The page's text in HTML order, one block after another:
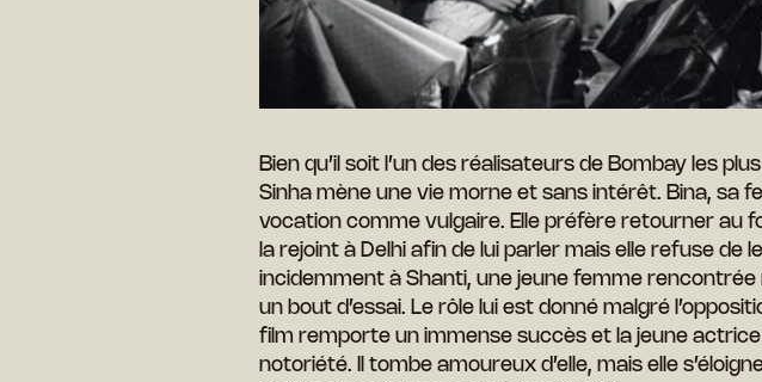
Bien qu’il soit l’un des réalisateurs de Bombay les
Sinha mène une vie morne et sans intérêt. Bina, sa
vocation comme vulgaire. Elle préfère retourner au
la rejoint à Delhi afin de lui parler mais elle refuse de
incidemment à Shanti, une jeune femme
un bout d’essai. Le rôle lui est donné malgré
film remporte un immense succès et la jeune
notoriété. Il tombe amoureux d’elle, mais elle